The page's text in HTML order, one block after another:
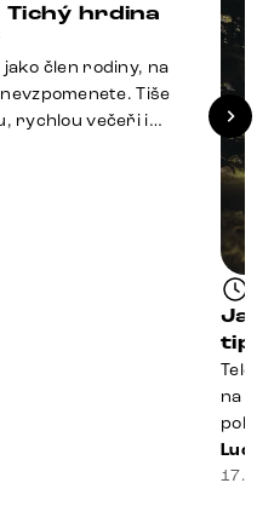
Tichý hrdina
člen rodiny, na
Tiše
rychlou večeři i
„někdy vyřídit“. Pak
zpráva: „Stavíme
na
17.